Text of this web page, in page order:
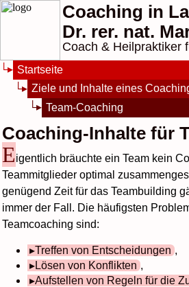
Coaching in
Dr. rer. nat.
Coach & Heilpraktiker
Startseite
Ziele und Inhalte eines
Team-Coaching
Coaching-Inhalte für
Eigentlich bräuchte ein Team kein
Teammitglieder optimal
genügend Zeit für das Teambuilding
immer der Fall. Die häufigsten
Teamcoaching sind:
Treffen von Entscheidungen ,
Lösen von Konflikten ,
Aufstellen von Regeln für die